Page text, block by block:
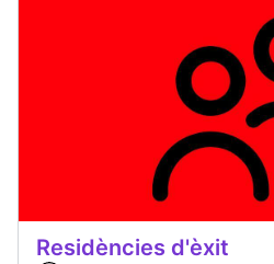
Residències d'èxit